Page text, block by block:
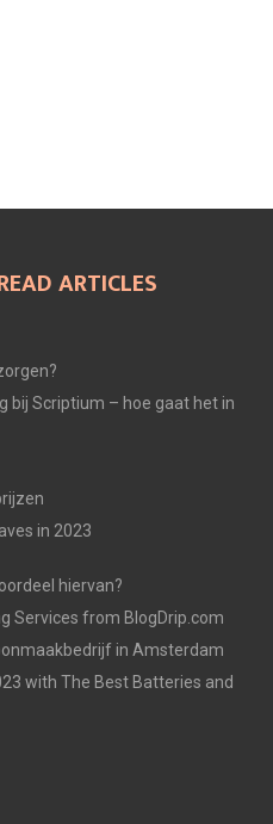
ARTICLES
bij Scriptium – hoe gaat het in
in 2023
hiervan?
Services from BlogDrip.com
in Amsterdam
with The Best Batteries and